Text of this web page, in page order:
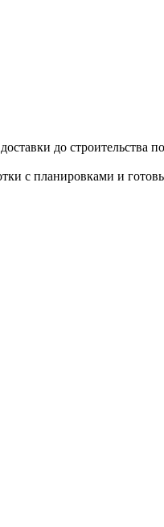
до строительства
с планировками и